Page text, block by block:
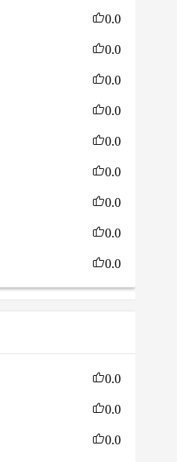
0.0
0.0
0.0
0.0
0.0
0.0
0.0
0.0
0.0
0.0
0.0
0.0